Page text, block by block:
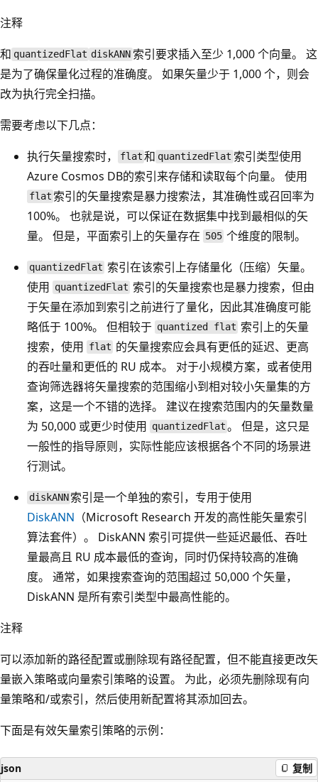
注释
和 quantizedFlat diskANN 索引要求插入至少 1,000 个向量。 这
是为了确保量化过程的准确度。 如果矢量少于 1,000 个，则会
改为执行完全扫描。
需要考虑以下几点：
执行矢量搜索时，
flat 和 quantizedFlat 索引类型使用
Azure Cosmos DB的索引来存储和读取每个向量。 使用
flat 索引的矢量搜索是暴力搜索法，其准确性或召回率为
100%。 也就是说，可以保证在数据集中找到最相似的矢
量。 但是，平面索引上的矢量存在 505 个维度的限制。
quantizedFlat 索引在该索引上存储量化（压缩）矢量。
使用 quantizedFlat 索引的矢量搜索也是暴力搜索，但由
于矢量在添加到索引之前进行了量化，因此其准确度可能
略低于 100%。 但相较于 quantized flat 索引上的矢量
搜索，使用 flat 的矢量搜索应会具有更低的延迟、更高
的吞吐量和更低的 RU 成本。 对于小规模方案，或者使用
查询筛选器将矢量搜索的范围缩小到相对较小矢量集的方
案，这是一个不错的选择。 建议在搜索范围内的矢量数量
为 50,000 或更少时使用 quantizedFlat 。 但是，这只是
一般性的指导原则，实际性能应该根据各个不同的场景进
行测试。
diskANN 索引是一个单独的索引，专用于使用
DiskANN （Microsoft Research 开发的高性能矢量索引
算法套件）。 DiskANN 索引可提供一些延迟最低、吞吐
量最高且 RU 成本最低的查询，同时仍保持较高的准确
度。 通常，如果搜索查询的范围超过 50,000 个矢量，
DiskANN 是所有索引类型中最高性能的。
注释
可以添加新的路径配置或删除现有路径配置，但不能直接更改矢
量嵌入策略或向量索引策略的设置。 为此，必须先删除现有向
量策略和/或索引，然后使用新配置将其添加回去。
下面是有效矢量索引策略的示例：
json 复制